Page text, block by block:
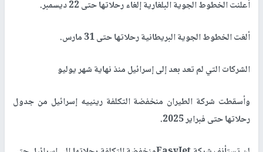
أعلنت الخطوط الجوية البلغارية إلغاء رحلاتها حتى 22 ديسمبر.
ألغت الخطوط الجوية البريطانية رحلاتها حتى 31 مارس.
الشركات التي لم تعد بعد إلى إسرائيل منذ نهاية شهر يوليو
وأسقطت شركة الطيران منخفضة التكلفة رينييه إسرائيل من جدول
رحلاتها حتى فبراير 2025.